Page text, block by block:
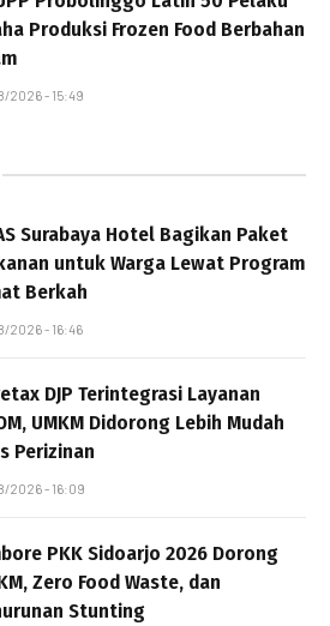
Produksi Frozen Food Berbahan
2026 - 15:49
Surabaya Hotel Bagikan Paket
untuk Warga Lewat Program
Berkah
2026 - 16:46
DJP Terintegrasi Layanan
UMKM Didorong Lebih Mudah
Perizinan
2026 - 16:09
PKK Sidoarjo 2026 Dorong
Zero Food Waste, dan
Stunting